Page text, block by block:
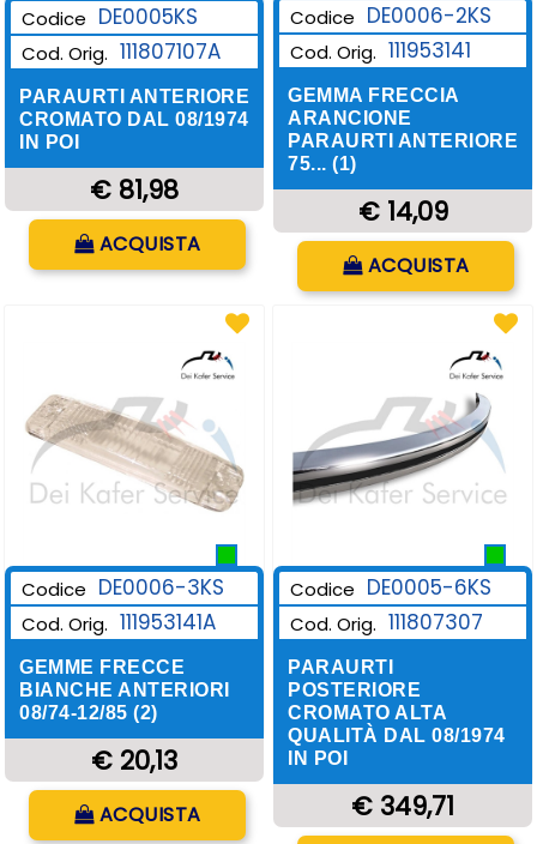
Codice DE0005KS
Cod. Orig. 111807107A
PARAURTI ANTERIORE
CROMATO DAL 08/1974
IN POI
€ 81,98
ACQUISTA
Codice DE0006-2KS
Cod. Orig. 111953141
GEMMA FRECCIA
ARANCIONE
PARAURTI ANTERIORE
75... (1)
€ 14,09
Quantità
ACQUISTA
Codice DE0006-3KS
Cod. Orig. 111953141A
GEMME FRECCE
BIANCHE ANTERIORI
08/74-12/85 (2)
€ 20,13
ACQUISTA
Codice DE0005-6KS
Cod. Orig. 111807307
PARAURTI
POSTERIORE
CROMATO ALTA
QUALITÀ DAL 08/1974
IN POI
€ 349,71